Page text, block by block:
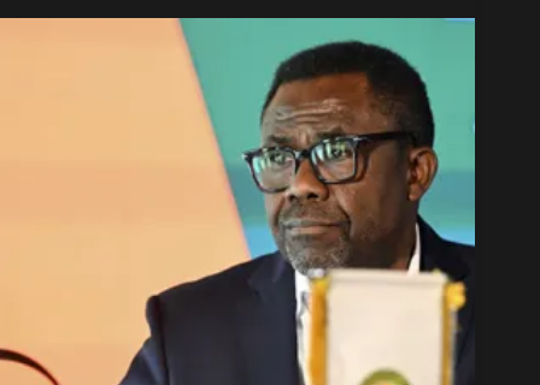
e
Pays
Clubs
Classement
Paris sportifs